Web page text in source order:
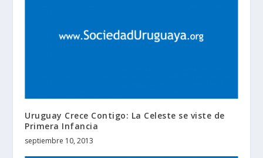
Uruguay Crece Contigo: La Celeste se viste de
Primera Infancia
septiembre 10, 2013